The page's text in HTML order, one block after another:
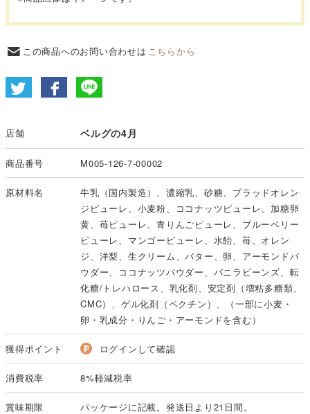
この商品へのお問い合わせは こちらから
店舗 ベルグの4月
商品番号 M005-126-7-00002
原材料名
牛乳（国内製造）、濃縮乳、砂糖、ブラッドオレン
ジピューレ、小麦粉、ココナッツピューレ、加糖卵
黄、苺ピューレ、青りんごピューレ、ブルーベリー
ピューレ、マンゴーピューレ、水飴、苺、オレン
ジ、洋梨、生クリーム、バター、卵、アーモンドパ
ウダー、ココナッツパウダー、バニラビーンズ、転
化糖/トレハロース、乳化剤、安定剤（増粘多糖類、
CMC）、ゲル化剤（ペクチン）、（一部に小麦・
卵・乳成分・りんご・アーモンドを含む）
獲得ポイント ログインして確認
消費税率 8%軽減税率
賞味期限 パッケージに記載。発送日より21日間。